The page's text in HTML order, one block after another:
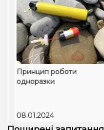
Принцип роботи
одноразки
08.01.2024